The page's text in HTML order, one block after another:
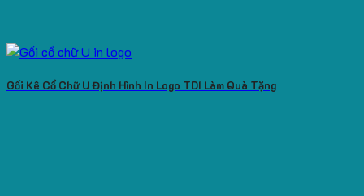
Gối Kê Cổ Chữ U Định Hình In Logo TDI Làm Quà Tặng